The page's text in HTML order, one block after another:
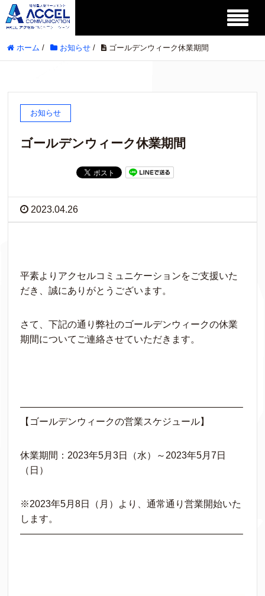
ホーム / お知らせ / ゴールデンウィーク休業期間
お知らせ
ゴールデンウィーク休業期間
2023.04.26
平素よりアクセルコミュニケーションをご支援いた
だき、誠にありがとうございます。
さて、下記の通り弊社のゴールデンウィークの休業
期間についてご連絡させていただきます。
———————————————————————–
【ゴールデンウィークの営業スケジュール】
休業期間：2023年5月3日（水）～2023年5月7日
（日）
※2023年5月8日（月）より、通常通り営業開始いた
します。
———————————————————————–